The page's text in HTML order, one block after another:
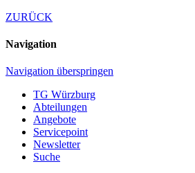
ZURÜCK
Navigation
Navigation überspringen
TG Würzburg
Abteilungen
Angebote
Servicepoint
Newsletter
Suche